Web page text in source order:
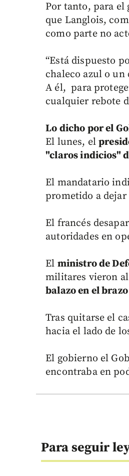
Por tanto, para el
que Langlois,
como parte no
“Está dispuesto
chaleco azul o un
A él, para
cualquier rebote
Lo dicho por el
El lunes, el
"claros indicios"
El mandatario
prometido a
El francés
autoridades en
El ministro de
militares vieron
balazo en el
Tras quitarse el
hacia el lado de
El gobierno el
encontraba en
Para seguir